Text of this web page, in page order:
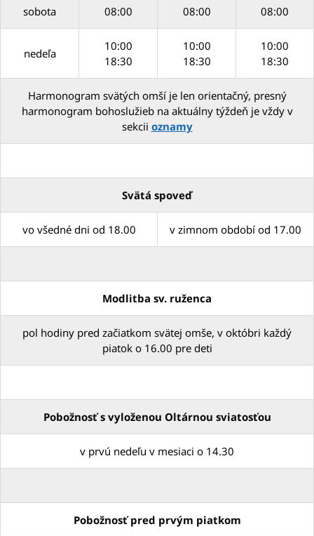
sobota 08:00 08:00 08:00
nedeľa
10:00
18:30
10:00
18:30
10:00
18:30
Harmonogram svätých omší je len orientačný, presný
harmonogram bohoslužieb na aktuálny týždeň je vždy v
sekcii oznamy
Svätá spoveď
vo všedné dni od 18.00 v zimnom období od 17.00
Modlitba sv. ruženca
pol hodiny pred začiatkom svätej omše, v októbri každý
piatok o 16.00 pre deti
Pobožnosť s vyloženou Oltárnou sviatosťou
v prvú nedeľu v mesiaci o 14.30
Pobožnosť pred prvým piatkom